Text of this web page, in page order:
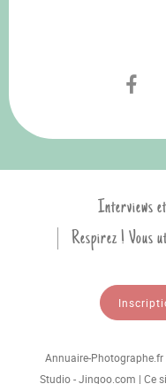
Interviews
Respirez ! Vous
Annuaire-Photographe.fr
Studio - Jingoo.com | Ce